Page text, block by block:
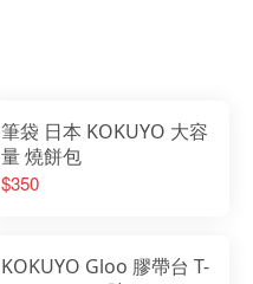
筆袋 日本 KOKUYO 大容
量 燒餅包
$350
KOKUYO Gloo 膠帶台 T-